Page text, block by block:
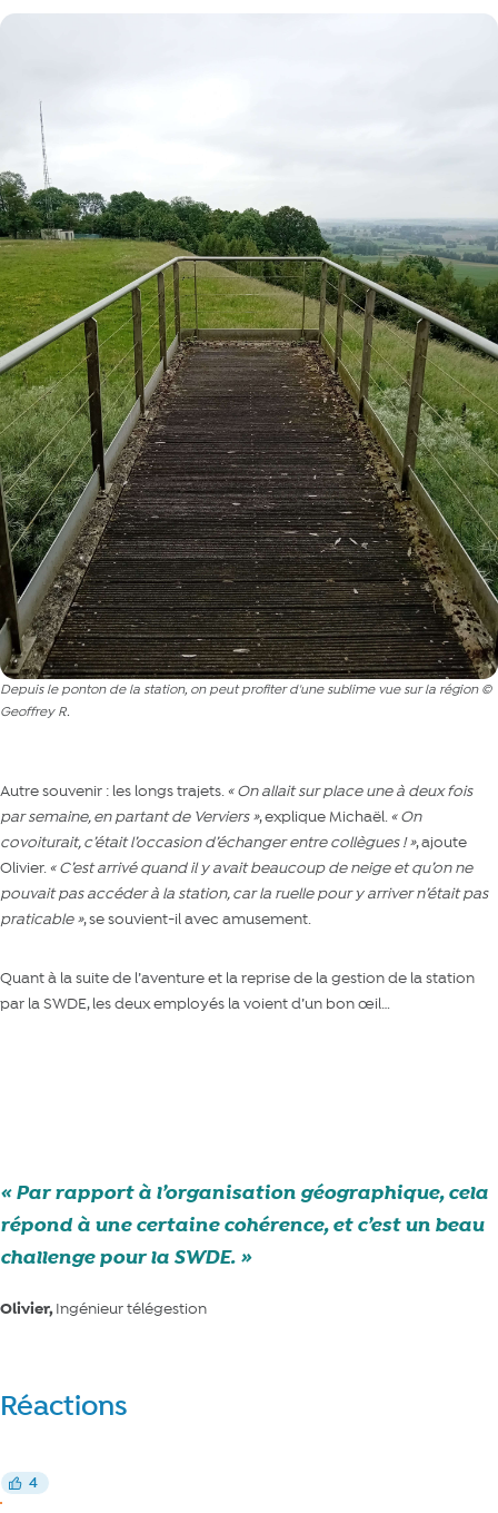
Depuis le ponton de la station, on peut profiter d'une sublime vue sur la région ©
Geoffrey R.
Autre souvenir : les longs trajets.« On allait sur place une à deux fois
par semaine, en partant de Verviers », explique Michaël.« On
covoiturait, c’était l’occasion d’échanger entre collègues ! », ajoute
Olivier.« C’est arrivé quand il y avait beaucoup de neige et qu’on ne
pouvait pas accéder à la station, car la ruelle pour y arriver n’était pas
praticable », se souvient-il avec amusement.
Quant à la suite de l’aventure et la reprise de la gestion de la station
par la SWDE, les deux employés la voient d’un bon œil…
Par rapport à l’organisation géographique, cela
répond à une certaine cohérence, et c’est un beau
challenge pour la SWDE.
Olivier,Ingénieur télégestion
Réactions
Réagir
4
J’aime